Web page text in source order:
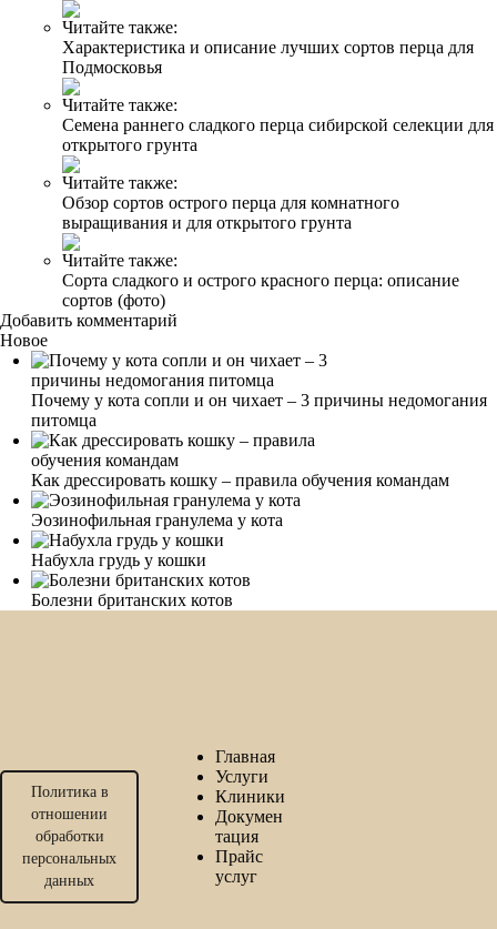
Читайте также:
Характеристика и описание лучших сортов перца для
Подмосковья
Читайте также:
Семена раннего сладкого перца сибирской селекции для
открытого грунта
Читайте также:
Обзор сортов острого перца для комнатного
выращивания и для открытого грунта
Читайте также:
Сорта сладкого и острого красного перца: описание
сортов (фото)
Добавить комментарий
Новое
Почему у кота сопли и он чихает – 3 причины недомогания
питомца
Как дрессировать кошку – правила обучения командам
Эозинофильная гранулема у кота
Набухла грудь у кошки
Болезни британских котов
Политика в
отношении
обработки
персональных
данных
Главная
Услуги
Клиники
Докумен
тация
Прайс
услуг